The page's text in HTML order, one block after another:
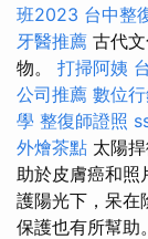
班2023 台中整
牙醫推薦 古代
物。 打掃阿姨
公司推薦 數位
學 整復師證照
外燴茶點 太陽
助於皮膚癌和照
護陽光下，呆在
保護也有所幫助